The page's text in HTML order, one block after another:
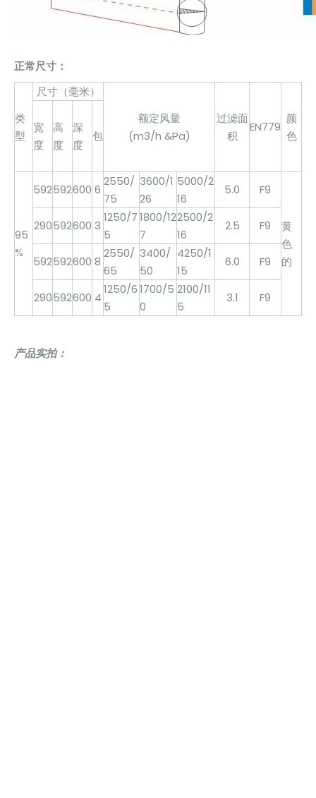
正常尺寸：
类
型
尺寸（毫米）
额定风量
(m3/h &Pa)
过滤面
积
EN779
颜
色
宽
度
高
度
深
度
包
95
%
592592600 6
2550/
75
3600/1
26
5000/2
16
5.0 F9
黄
色
的
290592600 3
1250/7
5
1800/12
7
2500/2
16
2.5 F9
592592600 8
2550/
65
3400/
50
4250/1
15
6.0 F9
290592600 4
1250/6
5
1700/5
0
2100/11
5
3.1 F9
产品实拍：